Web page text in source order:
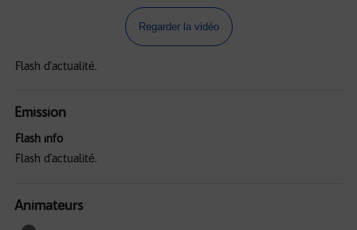
Regarder la vidéo
Flash d'actualité.
Emission
Flash info
Flash d'actualité.
Animateurs